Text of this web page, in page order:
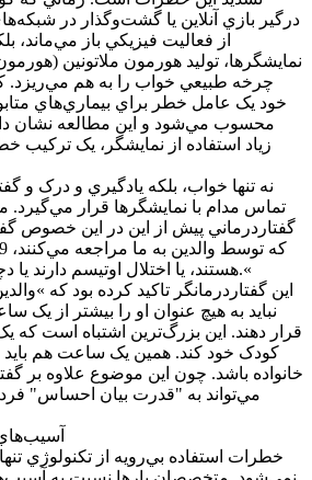
درگير بازي آنلاين يا گشت‌وگذار در
از فعاليت فيزيکي باز مي‌ماند،
نمايشگرها، توليد هورمون ملاتونين
چرخه طبيعي خواب را به هم مي‌ريزد.
خود يک عامل خطر براي بيماري‌هاي
محسوب مي‌شود و اين مطالعه نشان
زياد استفاده از نمايشگر، يک
نه تنها خواب، بلکه يادگيري و درک و
تماس مدام با نمايشگرها قرار مي‌گيرد.
هستند، يا اختلال اوتيسم دارند يا دچار تاخير در گفتار هستند.«
نبايد به هيچ عنوان او را بيشتر از
قرار دهند. اين بزرگ‌ترين اشتباه است که
کودک خود کند. همين يک ساعت هم
خانواده باشد. چون اين موضوع علاوه بر
مي‌تواند به "قدرت بيان احساس"
خطرات استفاده بي‌رويه از تکنولوژي